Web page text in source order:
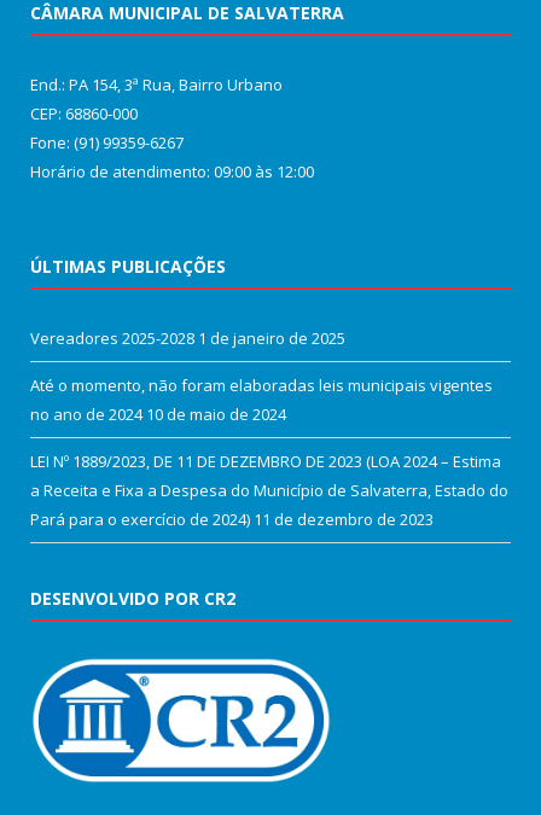
CÂMARA MUNICIPAL DE SALVATERRA
End.: PA 154, 3ª Rua, Bairro Urbano
CEP: 68860‑000
Fone: (91) 99359-6267
Horário de atendimento: 09:00 às 12:00
ÚLTIMAS PUBLICAÇÕES
Vereadores 2025-2028 1 de janeiro de 2025
Até o momento, não foram elaboradas leis municipais vigentes
no ano de 2024 10 de maio de 2024
LEI Nº 1889/2023, DE 11 DE DEZEMBRO DE 2023 (LOA 2024 – Estima
a Receita e Fixa a Despesa do Município de Salvaterra, Estado do
Pará para o exercício de 2024) 11 de dezembro de 2023
DESENVOLVIDO POR CR2